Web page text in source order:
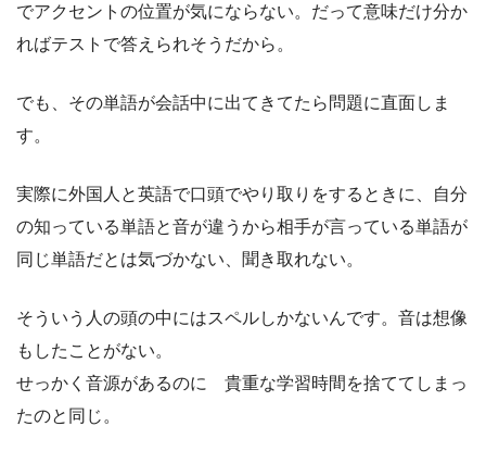
でアクセントの位置が気にならない。だって意味だけ分か
ればテストで答えられそうだから。
でも、その単語が会話中に出てきてたら問題に直面しま
す。
実際に外国人と英語で口頭でやり取りをするときに、自分
の知っている単語と音が違うから相手が言っている単語が
同じ単語だとは気づかない、聞き取れない。
そういう人の頭の中にはスペルしかないんです。音は想像
もしたことがない。
せっかく音源があるのに 貴重な学習時間を捨ててしまっ
たのと同じ。